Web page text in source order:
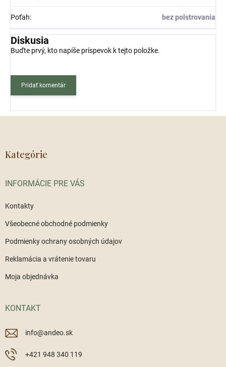
Poťah: bez polstrovania
Diskusia
Buďte prvý, kto napíše príspevok k tejto položke.
Pridať komentár
Kategórie
INFORMÁCIE PRE VÁS
Kontakty
Všeobecné obchodné podmienky
Podmienky ochrany osobných údajov
Reklamácia a vrátenie tovaru
Moja objednávka
KONTAKT
info@andeo.sk
+421 948 340 119